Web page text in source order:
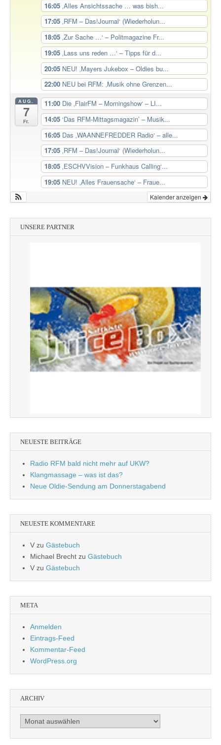
16:05 ‚Alles Ansichtssache … was bish...
17:05 ‚RFM – Das!Journal‘ (Wiederholun...
18:05 ‚Zur Sache …‘ – Politmagazine Fr...
19:05 ‚Lass uns reden …‘ – Tipps für d...
20:05 NEU! ‚Mayers Jukebox – Oldies bu...
22:00 NEU bei RFM: ‚Musik ohne Grenzen...
AUG.
7
Fr.
11:00 Die ‚FlairFM – Morningshow‘ – LI...
14:05 ‘Das RFM-Mittagsmagazin’ – Musik...
16:05 Das ‚WAANNEFREDDER Radio‘ – alle...
17:05 ‚RFM – Das!Journal‘ (Wiederholun...
18:05 ‚ESCHVVision – Funkhaus Calling‘...
19:05 NEU! ‚Alles Frauensache‘ – Fraue...
Kalender anzeigen
UNSERE PARTNER
NEUESTE BEITRÄGE
Radio RFM bald nicht mehr auf UKW?
Klangmassage – was ist das?
Neue Oldie-Sendung am Donnerstagabend
NEUESTE KOMMENTARE
V zu Gästebuch
Michael Brecht zu Gästebuch
Vzu Gästebuch
META
Anmelden
Eintrags-Feed
Kommentar-Feed
WordPress.org
ARCHIV
Archiv